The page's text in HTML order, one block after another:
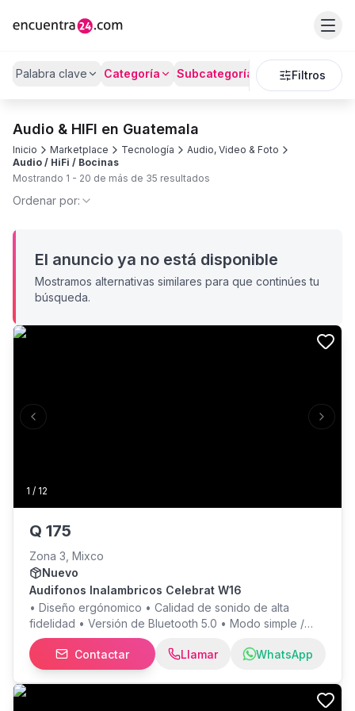
Palabra clave Categoría Subcategoría PrecioFiltros
Audio & HIFI en Guatemala
Inicio Marketplace Tecnología
Audio, Video & Foto
Audio / HiFi / Bocinas
Mostrando 1 - 20 de más de 35 resultados
Ordenar por:
El anuncio ya no está disponible
Mostramos alternativas similares para que continúes tu
búsqueda.
1 / 12
Previous slide Next
Q 175
Zona 3, Mixco
Nuevo
Audifonos Inalambricos Celebrat W16
• Diseño ergónomico • Calidad de sonido de alta
fidelidad • Versión de Bluetooth 5.0 • Modo simple /
binaural • Función táctil de huellas dactilares
Especificaciones: • Modelo: W16 • Versión de
Bluetooth: 5.0 • Frecuencia de trabajo: MHZ • Distancia
de transmisión: 10 m • Impedancia: 32 ± 10% •
Contactar Llamar WhatsApp